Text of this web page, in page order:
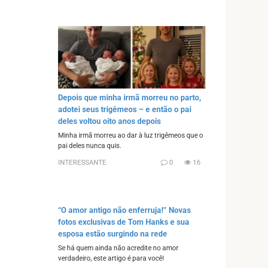
Depois que minha irmã morreu no parto,
adotei seus trigêmeos – e então o pai
deles voltou oito anos depois
Minha irmã morreu ao dar à luz trigêmeos que o
pai deles nunca quis.
INTERESSANTE 0 16
“O amor antigo não enferruja!” Novas
fotos exclusivas de Tom Hanks e sua
esposa estão surgindo na rede
Se há quem ainda não acredite no amor
verdadeiro, este artigo é para você!